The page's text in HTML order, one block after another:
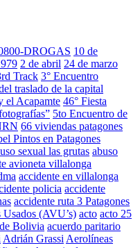
DROGAS 10 de
2 de abril 24 de marzo
Track 3° Encuentro
traslado de la capital
el Acapamte 46° Fiesta
5to Encuentro de
66 viviendas patagones
Pintos en Patagones
sexual las grutas abuso
avioneta villalonga
accidente en villalonga
policia accidente
accidente ruta 3 Patagones
Usados (AVU’s) acto acto 25
Bolivia acuerdo paritario
Adrián Grassi Aerolíneas